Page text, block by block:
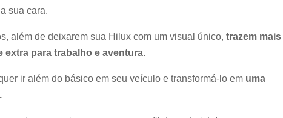
sua cara.
além de deixarem sua Hilux com um visual único,trazem mais
para trabalho e aventura.
ir além do básico em seu veículo e transformá-lo em uma